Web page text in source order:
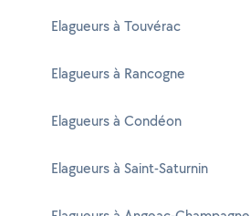
Elagueurs à Touvérac
Elagueurs à Rancogne
Elagueurs à Condéon
Elagueurs à Saint-Saturnin